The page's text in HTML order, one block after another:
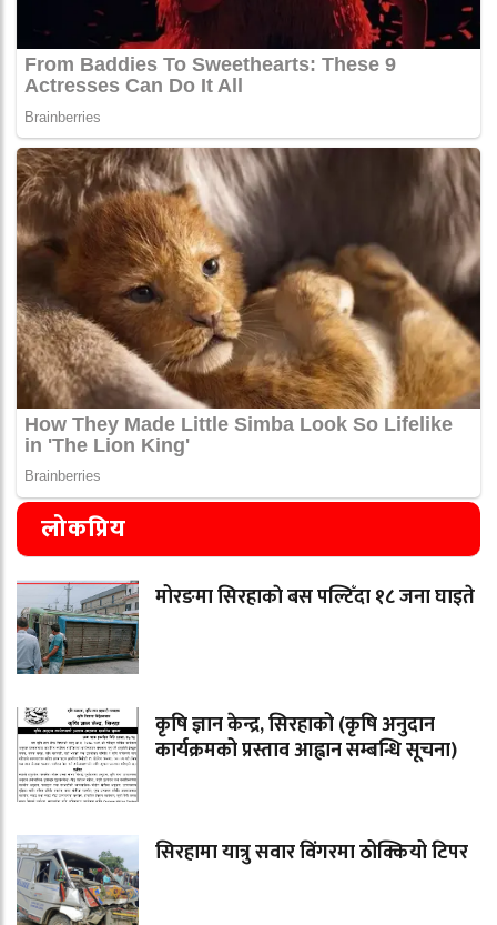
लोकप्रिय
मोरङमा सिरहाकाे बस पल्टिँदा १८ जना घाइते
कृषि ज्ञान केन्द्र, सिरहाको (कृषि अनुदान
कार्यक्रमको प्रस्ताव आह्वान सम्बन्धि सूचना)
सिरहामा यात्रु सवार विंगरमा ठोक्कियो टिपर